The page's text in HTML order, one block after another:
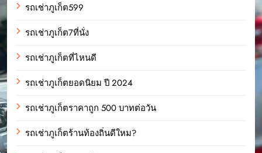
รถเช่าภูเก็ต599
รถเช่าภูเก็ต7ที่นั่ง
รถเช่าภูเก็ตที่ไหนดี
รถเช่าภูเก็ตยอดนิยม ปี 2024
รถเช่าภูเก็ตราคาถูก 500 บาทต่อวัน
รถเช่าภูเก็ตร้านท้องถิ่นดีใหม?